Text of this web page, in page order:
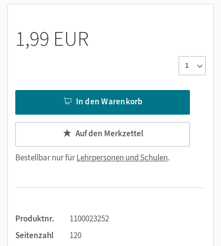
1,99 EUR
In den Warenkorb
Auf den Merkzettel
Bestellbar nur fürLehrpersonen und Schulen.
Produktnr.
1100023252
Seitenzahl
120